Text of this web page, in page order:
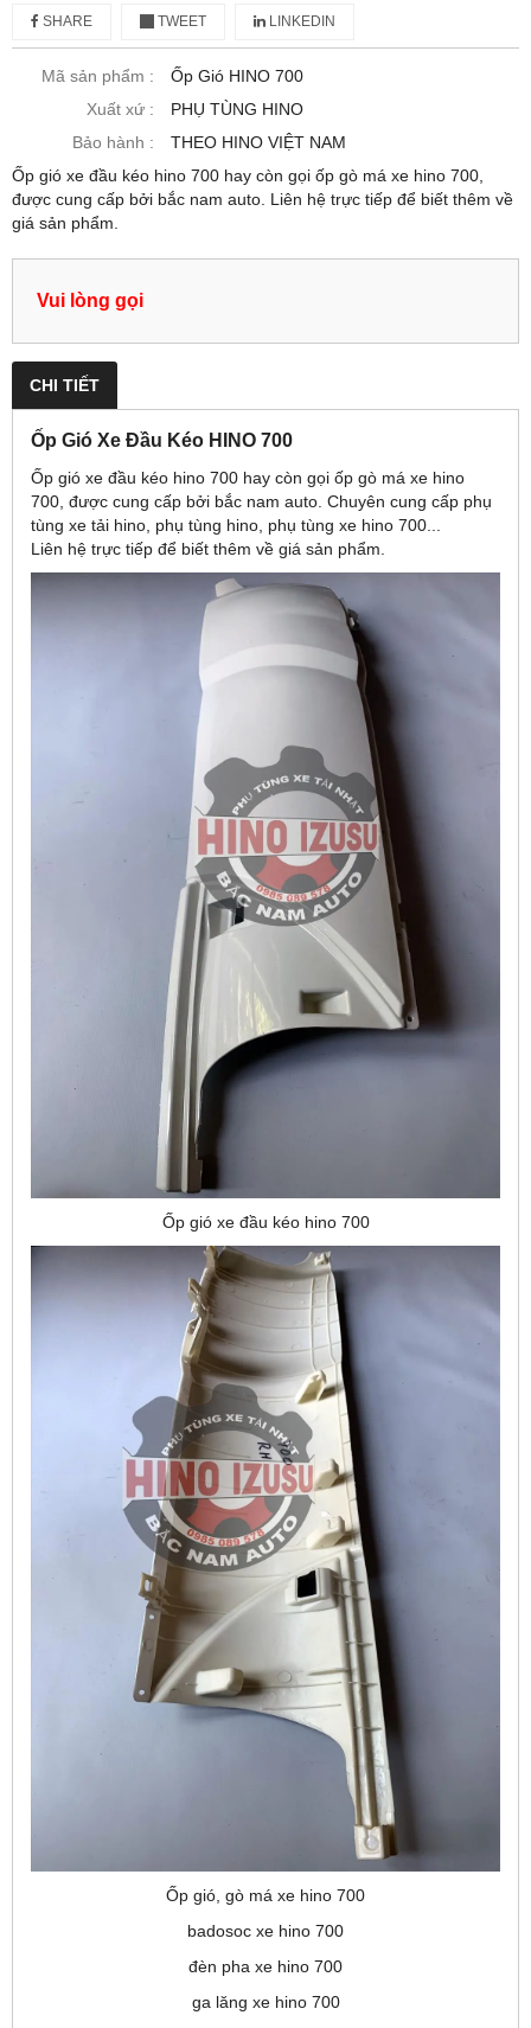
SHARE TWEET LINKEDIN
Mã sản phẩm :
Ốp Gió HINO 700
Xuất xứ :
PHỤ TÙNG HINO
Bảo hành :
THEO HINO VIỆT NAM
Ốp gió xe đầu kéo hino 700 hay còn gọi ốp gò má xe hino 700,
được cung cấp bởi bắc nam auto. Liên hệ trực tiếp để biết thêm về
giá sản phẩm.
Vui lòng gọi
CHI TIẾT
Ốp Gió Xe Đầu Kéo HINO 700
Ốp gió xe đầu kéo hino 700 hay còn gọi ốp gò má xe hino
700, được cung cấp bởi bắc nam auto. Chuyên cung cấp phụ
tùng xe tải hino, phụ tùng hino, phụ tùng xe hino 700...
Liên hệ trực tiếp để biết thêm về giá sản phẩm.
Ốp gió xe đầu kéo hino 700
Ốp gió, gò má xe hino 700
badosoc xe hino 700
đèn pha xe hino 700
ga lăng xe hino 700